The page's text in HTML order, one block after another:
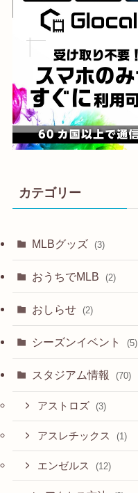
カテゴリー
MLBグッズ (3)
おうちでMLB (2)
おしらせ (2)
シーズンイベント (5)
スタジアム情報 (70)
アストロズ (3)
アスレチックス (1)
エンゼルス (12)